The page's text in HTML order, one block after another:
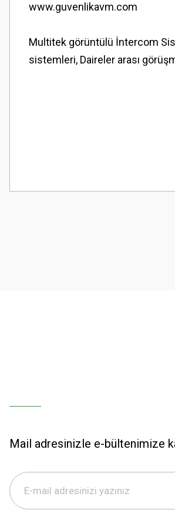
www.guvenlikavm.com
Multitek görüntülü İntercom
sistemleri, Daireler arası
Görüş ve önerileriniz için teşekkür ederiz.
Mail adresinizle e-bültenimize